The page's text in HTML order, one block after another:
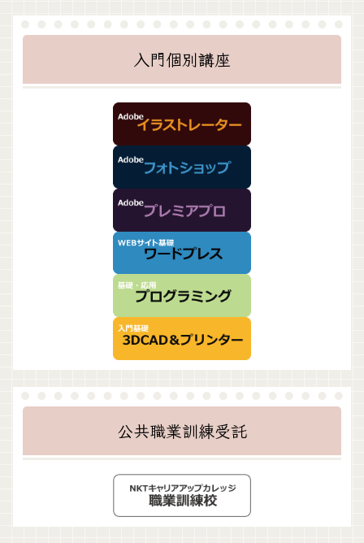
入門個別講座
公共職業訓練受託